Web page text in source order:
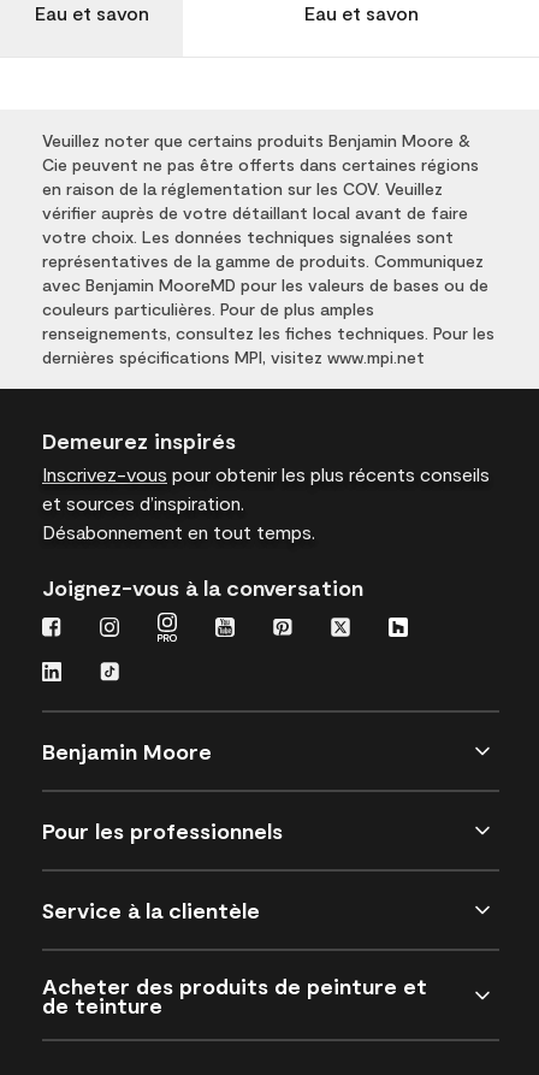
Eau et savon Eau et savon
Veuillez noter que certains produits Benjamin Moore &
Cie peuvent ne pas être offerts dans certaines régions
en raison de la réglementation sur les COV. Veuillez
vérifier auprès de votre détaillant local avant de faire
votre choix. Les données techniques signalées sont
représentatives de la gamme de produits. Communiquez
avec Benjamin MooreMD pour les valeurs de bases ou de
couleurs particulières. Pour de plus amples
renseignements, consultez les fiches techniques. Pour les
dernières spécifications MPI, visitez www.mpi.net
Demeurez inspirés
Inscrivez-vous pour obtenir les plus récents conseils
et sources d’inspiration.
Désabonnement en tout temps.
Joignez-vous à la conversation
Benjamin Moore
Pour les professionnels
Service à la clientèle
Acheter des produits de peinture et
de teinture